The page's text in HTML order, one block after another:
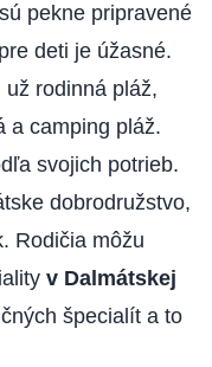
pekne pripravené
deti je úžasné.
rodinná pláž,
a camping pláž.
svojich potrieb.
dobrodružstvo,
Rodičia môžu
v Dalmátskej
špecialít a to